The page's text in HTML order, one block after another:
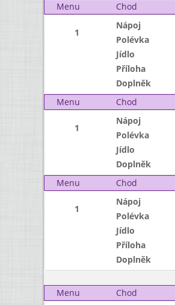
Menu
Chod
1
Nápoj
Polévka
Jídlo
Příloha
Doplněk
Menu
Chod
1
Nápoj
Polévka
Jídlo
Doplněk
Menu
Chod
1
Nápoj
Polévka
Jídlo
Příloha
Doplněk
Menu
Chod